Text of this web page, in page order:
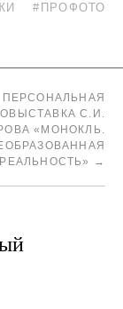
#ПРОФОТО
ПЕРСОНАЛЬНАЯ
С.И.
«МОНОКЛЬ.
РЕАЛЬНОСТЬ»
→